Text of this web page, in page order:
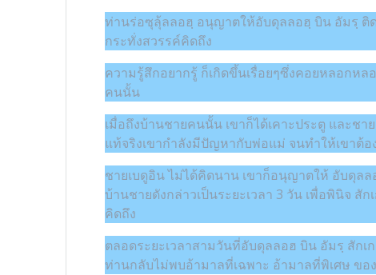
ท่านร่อซุลุ้ลลอฮฺ อนุญาตให้อับดุลลอฮฺ บิน อัมรฺ ติ
กระทั่งสวรรค์คิดถึง
ความรู้สึกอยากรู้ ก็เกิดขึ้นเรื่อยๆซึ่งคอยหลอกห
คนนั้น
เมื่อถึงบ้านชายคนนั้น เขาก็ได้เคาะประตู และช
แท้จริงเขากำลังมีปัญหากับพ่อแม่ จนทำให้เขาต้
ชายเบดูอิน ไม่ได้คิดนาน เขาก็อนุญาตให้ อับดุล
บ้านชายดังกล่าวเป็นระยะเวลา 3 วัน เพื่อพินิจ
คิดถึง
ตลอดระยะเวลาสามวันที่อับดุลลอฮ บิน อัมรฺ สัก
ท่านกลับไม่พบอ้ามาลที่เฉพาะ อ้ามาลที่พิเศษ ขอ